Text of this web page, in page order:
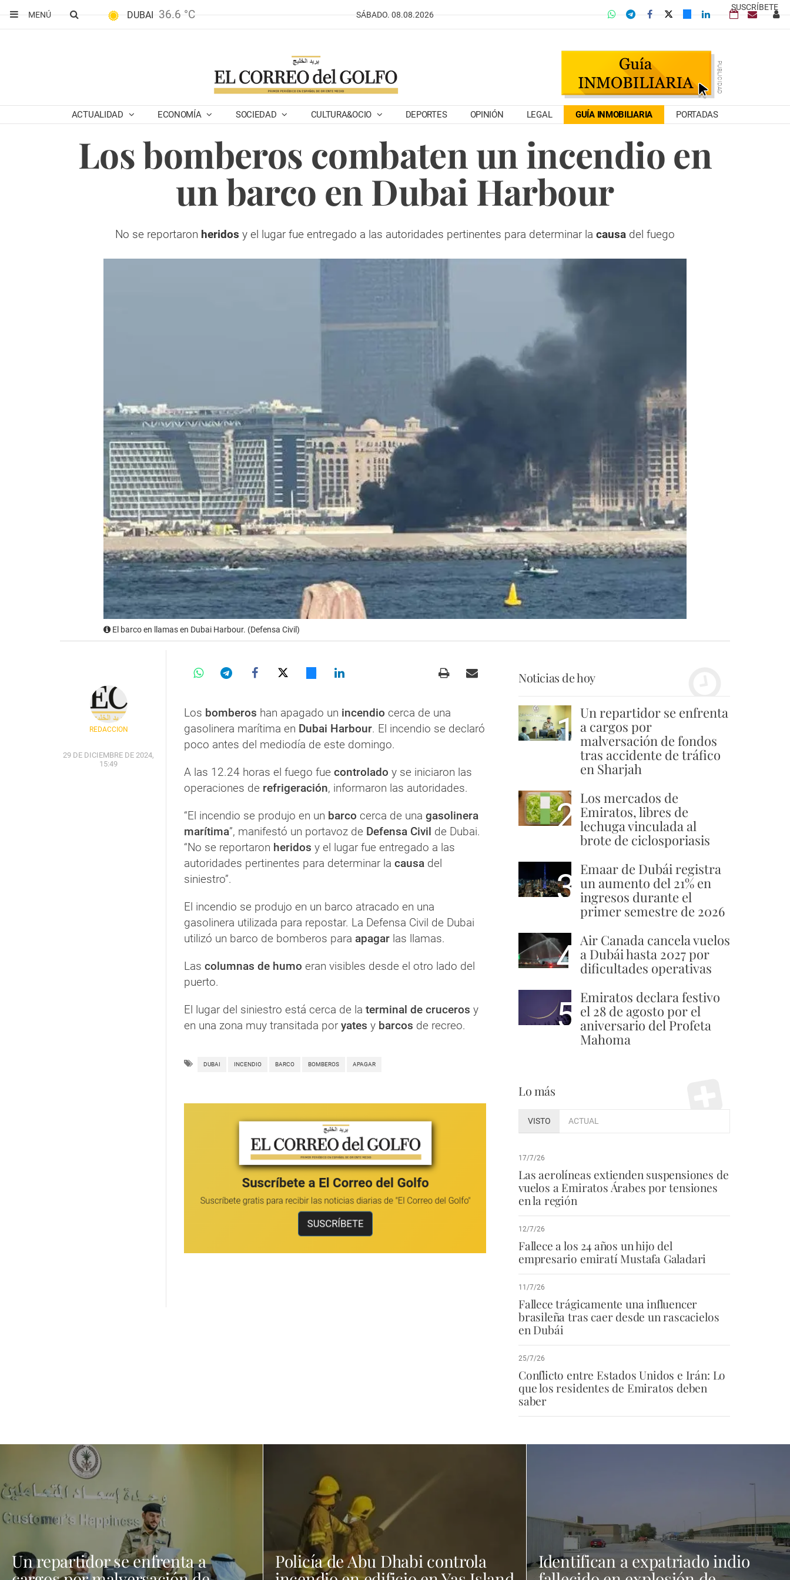
SUSCRÍBETE
MENÚ
DUBAI 36.6 °C SÁBADO. 08.08.2026
ACTUALIDAD ECONOMÍA SOCIEDAD CULTURA&OCIO DEPORTES OPINIÓN LEGAL GUÍA INMOBILIARIA PORTADAS
Los bomberos combaten un incendio en
un barco en Dubai Harbour
No se reportaron heridos y el lugar fue entregado a las autoridades pertinentes para determinar la causa del fuego
El barco en llamas en Dubai Harbour. (Defensa Civil)
REDACCIÓN
29 DE DICIEMBRE DE 2024,
15:49
Los bomberos han apagado un incendio cerca de una
gasolinera marítima en Dubai Harbour. El incendio se declaró
poco antes del mediodía de este domingo.
A las 12.24 horas el fuego fue controlado y se iniciaron las
operaciones de refrigeración, informaron las autoridades.
“El incendio se produjo en un barco cerca de una gasolinera
marítima”, manifestó un portavoz de Defensa Civil de Dubai.
“No se reportaron heridos y el lugar fue entregado a las
autoridades pertinentes para determinar la causa del
siniestro”.
El incendio se produjo en un barco atracado en una
gasolinera utilizada para repostar. La Defensa Civil de Dubai
utilizó un barco de bomberos para apagar las llamas.
Las columnas de humo eran visibles desde el otro lado del
puerto.
El lugar del siniestro está cerca de la terminal de cruceros y
en una zona muy transitada por yates y barcos de recreo.
DUBAI INCENDIO BARCO BOMBEROS APAGAR
Noticias de hoy
1 Un repartidor se enfrenta
a cargos por
malversación de fondos
tras accidente de tráfico
en Sharjah
2 Los mercados de
Emiratos, libres de
lechuga vinculada al
brote de ciclosporiasis
3 Emaar de Dubái registra
un aumento del 21% en
ingresos durante el
primer semestre de 2026
4 Air Canada cancela vuelos
a Dubái hasta 2027 por
dificultades operativas
5 Emiratos declara festivo
el 28 de agosto por el
aniversario del Profeta
Mahoma
Lo más
VISTO ACTUAL
17/7/26
Las aerolíneas extienden suspensiones de
vuelos a Emiratos Árabes por tensiones
en la región
12/7/26
Fallece a los 24 años un hijo del
empresario emiratí Mustafa Galadari
11/7/26
Fallece trágicamente una influencer
brasileña tras caer desde un rascacielos
en Dubái
25/7/26
Conflicto entre Estados Unidos e Irán: Lo
que los residentes de Emiratos deben
saber
Un repartidor se enfrenta a
Policía de Abu Dhabi controla
Identifican a expatriado indio